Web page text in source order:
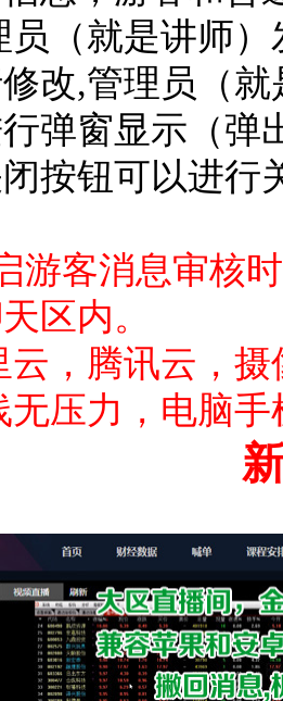
员（就是讲师
改,管理员（
弹窗显示（弹
按钮可以进行
游客消息审核
区内。
云，腾讯云，
无压力，电脑